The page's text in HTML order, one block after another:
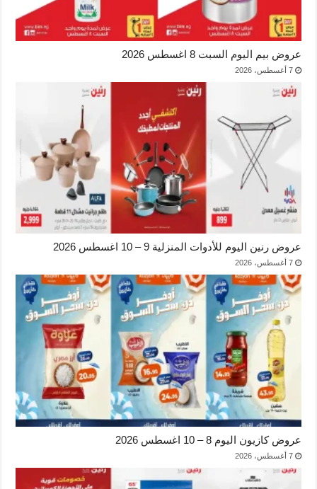
عروض بيم اليوم السبت 8 اغسطس 2026
7 أغسطس، 2026
عروض رنين اليوم للأدوات المنزلية 9 – 10 اغسطس 2026
7 أغسطس، 2026
عروض كازيون اليوم 8 – 10 اغسطس 2026
7 أغسطس، 2026